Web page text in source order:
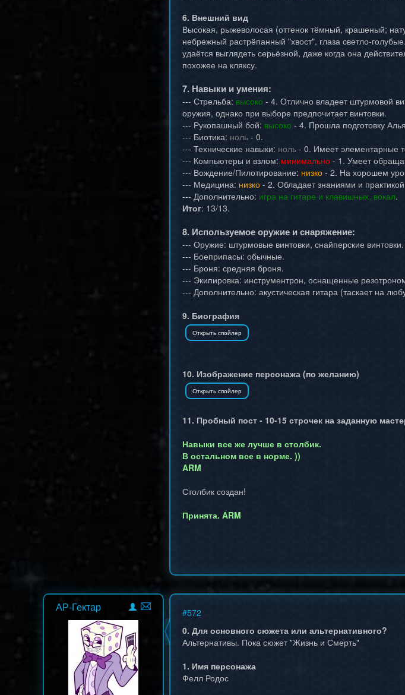
6. Внешний вид
Высокая, рыжеволосая (оттенок тёмный, крашеный;
небрежный растрёпанный "хвост", глаза светло-
удаётся выглядеть серьёзной, даже когда она
похожее на кляксу.
7. Навыки и умения:
--- Стрельба: высоко - 4. Отлично владеет штурмовой
оружия, однако при выборе предпочитает винтовки.
--- Рукопашный бой: высоко - 4. Прошла подготовку
--- Биотика: ноль - 0.
--- Технические навыки: ноль - 0. Имеет элементарные
--- Компьютеры и взлом: минимально - 1. Умеет
--- Вождение/Пилотирование: низко - 2. На хорошем
--- Медицина: низко - 2. Обладает знаниями и
--- Дополнительно: игра на гитаре и клавишных, вокал.
Итог: 13/13.
8. Используемое оружие и снаряжение:
--- Оружие: штурмовые винтовки, снайперские
--- Боеприпасы: обычные.
--- Броня: средняя броня.
--- Экипировка: инструментрон, оснащенные
--- Дополнительно: акустическая гитара (таскает на
9. Биография
10. Изображение персонажа (по желанию)
11. Пробный пост - 10-15 строчек на заданную
Навыки все же лучше в столбик.
В остальном все в норме. ))
ARM
Столбик создан!
Принята. ARM
АР-Гектар #572
0. Для основного сюжета или альтернативного?
Альтернативы. Пока сюжет "Жизнь и Смерть"
1. Имя персонажа
Фелл Родос